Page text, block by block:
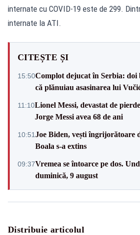
internate cu COVID-19 este de 299.
internate la ATI.
CITEȘTE ȘI
15:50Complot dejucat în Serbia: doi
că plănuiau asasinarea lui
11:10Lionel Messi, devastat de
Jorge Messi avea 68 de ani
10:51Joe Biden, vești îngrijorătoare
Boala s-a extins
09:37Vremea se întoarce pe dos.
duminică, 9 august
Distribuie articolul